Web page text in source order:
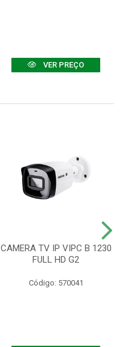
VER PREÇO
CAMERA TV IP VIPC B 1230
FULL HD G2
Código: 570041